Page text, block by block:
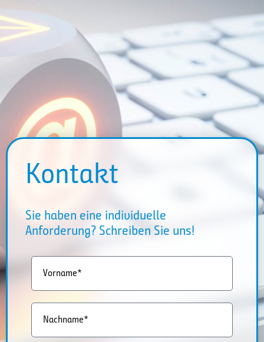
Kontakt
Sie haben eine individuelle
Anforderung? Schreiben Sie uns!
Vorname*
Nachname*